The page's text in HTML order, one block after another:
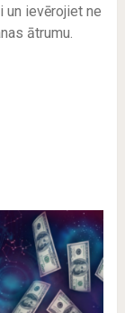
un ievērojiet ne
ātrumu.